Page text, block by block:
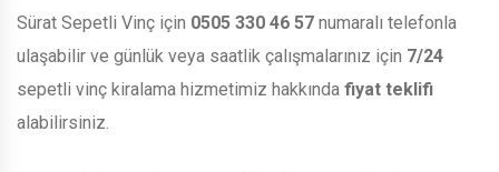
Sürat Sepetli Vinç için 0505 330 46 57 numaralı telefonla
ulaşabilir ve günlük veya saatlik çalışmalarınız için 7/24
sepetli vinç kiralama hizmetimiz hakkında fiyat teklifi
alabilirsiniz.